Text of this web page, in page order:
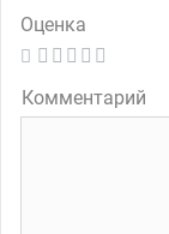
Оценка
Комментарий